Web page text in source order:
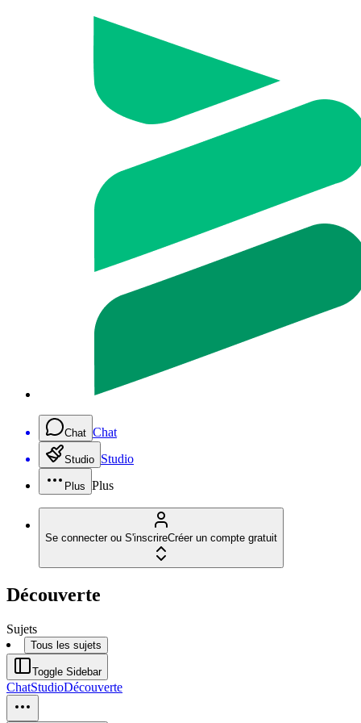
Chat Chat
Studio Studio
Plus Plus
Se connecter ou S'inscrireCréer un compte gratuit
Découverte
Sujets
Tous les sujets
Toggle Sidebar
ChatStudioDécouverte